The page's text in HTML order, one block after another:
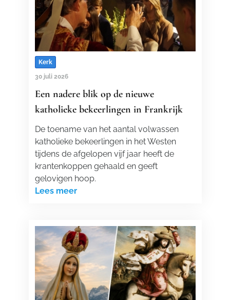
Kerk
30 juli 2026
Een nadere blik op de nieuwe
katholieke bekeerlingen in Frankrijk
De toename van het aantal volwassen
katholieke bekeerlingen in het Westen
tijdens de afgelopen vijf jaar heeft de
krantenkoppen gehaald en geeft
gelovigen hoop.
Lees meer